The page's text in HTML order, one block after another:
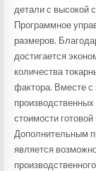
детали с высокой
Программное
размеров.
достигается
количества
фактора. Вместе с
стоимости готовой
Дополнительным
является